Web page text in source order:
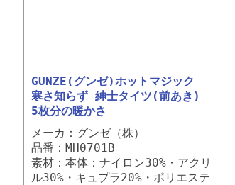
GUNZE(グンゼ)ホットマジック
寒さ知らず 紳士タイツ(前あき)
5枚分の暖かさ
メーカ：グンゼ（株）
品番：MH0701B
素材：本体：ナイロン30%・アクリ
ル30%・キュプラ20%・ポリエステ